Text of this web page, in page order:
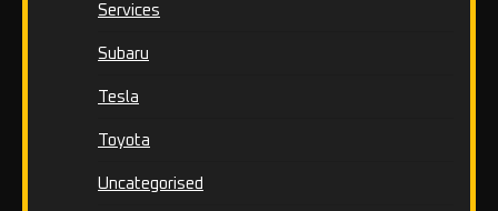
Services
Subaru
Tesla
Toyota
Uncategorised